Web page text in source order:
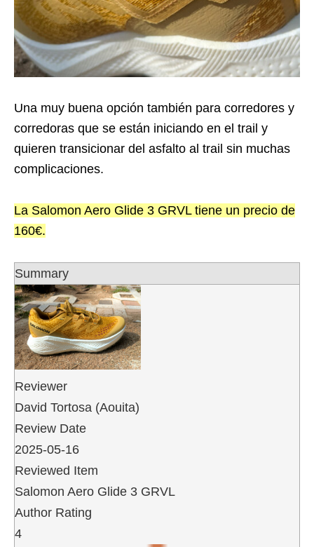
Una muy buena opción también para corredores y
corredoras que se están iniciando en el trail y
quieren transicionar del asfalto al trail sin muchas
complicaciones.
La Salomon Aero Glide 3 GRVL tiene un precio de
160€.
Summary
Reviewer
David Tortosa (Aouita)
Review Date
2025-05-16
Reviewed Item
Salomon Aero Glide 3 GRVL
Author Rating
4